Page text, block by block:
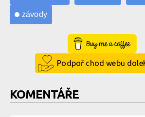
závody
Buy Me a Coffee
Podpoř chod webu
KOMENTÁŘE